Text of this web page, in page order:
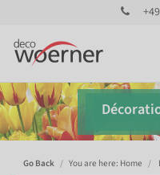
Go Back You are here: Home